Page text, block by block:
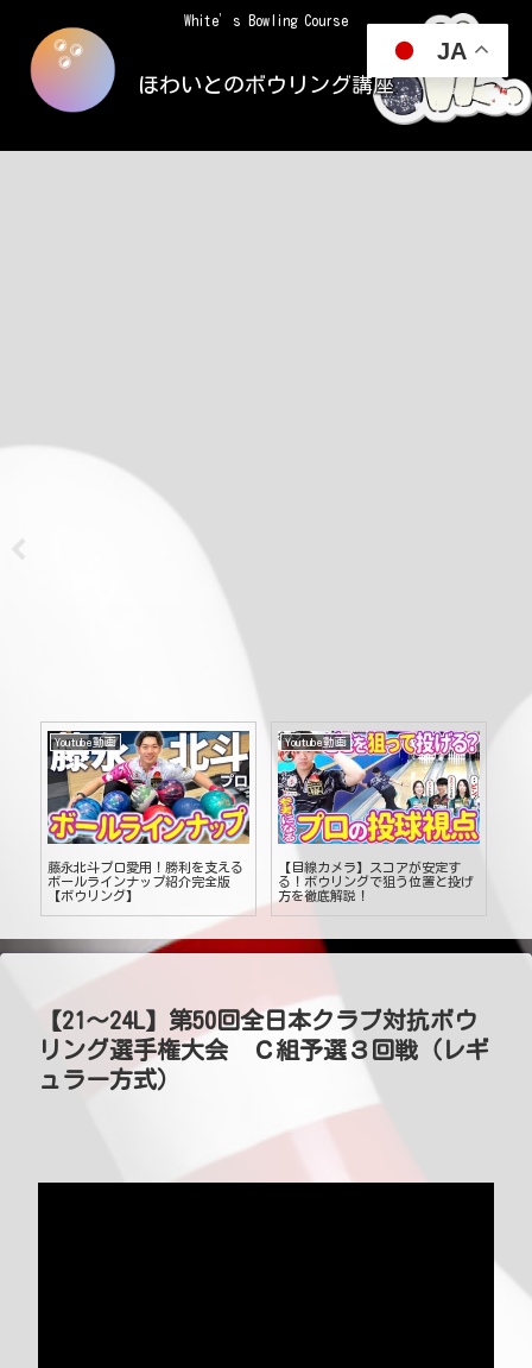
White’s Bowling Course
ほわいとのボウリング講座
Youtube動画
藤永北斗プロ愛用！勝利を支える
ボールラインナップ紹介完全版
【ボウリング】
Youtube動画
【目線カメラ】スコアが安定す
る！ボウリングで狙う位置と投げ
方を徹底解説！
【21～24L】第50回全日本クラブ対抗ボウ
リング選手権大会 Ｃ組予選３回戦（レギ
ュラー方式）
JA